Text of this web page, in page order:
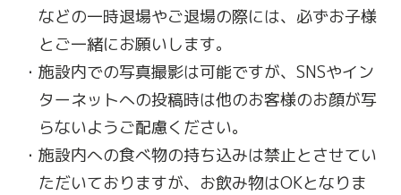
などの一時退場やご退場の際には、必ずお子様
とご一緒にお願いします。
施設内での写真撮影は可能ですが、SNSやイン
ターネットへの投稿時は他のお客様のお顔が写
らないようご配慮ください。
施設内への食べ物の持ち込みは禁止とさせてい
ただいておりますが、お飲み物はOKとなりま